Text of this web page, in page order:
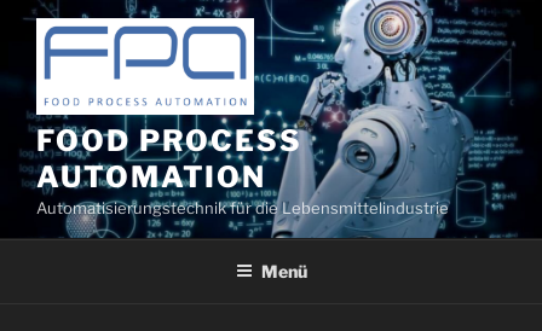
Zum
Inhalt
FOOD PROCESS
AUTOMATION
Automatisierungstechnik für die Lebensmittelindustrie
Menü